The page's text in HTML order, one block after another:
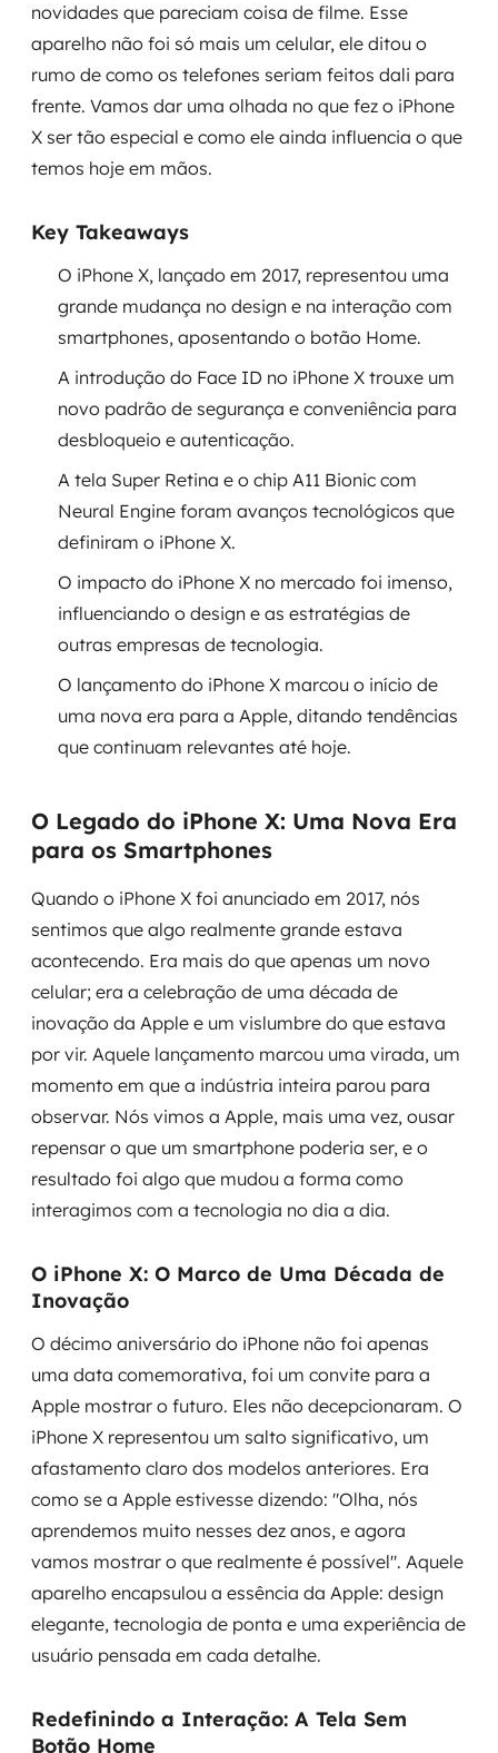
Governança de dados
Modernização de aplicações
Desenvolvimento web e mobile
Modernização tecnológica
Arquitetura de soluções
Migração para Cloud
Transformação digital
UX / UI design
Sustentar operações com eficiência
Sustentação de aplicações
SRE / DevOps
Monitoramento 24x7
Suporte a banco de dados
FinOps
Billing Cloud
Gestão de infraestrutura
Escalar com segurança
Pentest
DevSecOps
MSS
Consultoria de segurança
Simulação de Phishing
Segurança de aplicações e Cloud
novidades que pareciam coisa de filme. Esse
aparelho não foi só mais um celular, ele ditou o
rumo de como os telefones seriam feitos dali para
frente. Vamos dar uma olhada no que fez o iPhone
X ser tão especial e como ele ainda influencia o que
temos hoje em mãos.
Key Takeaways
O iPhone X, lançado em 2017, representou uma
grande mudança no design e na interação com
smartphones, aposentando o botão Home.
A introdução do Face ID no iPhone X trouxe um
novo padrão de segurança e conveniência para
desbloqueio e autenticação.
A tela Super Retina e o chip A11 Bionic com
Neural Engine foram avanços tecnológicos que
definiram o iPhone X.
O impacto do iPhone X no mercado foi imenso,
influenciando o design e as estratégias de
outras empresas de tecnologia.
O lançamento do iPhone X marcou o início de
uma nova era para a Apple, ditando tendências
que continuam relevantes até hoje.
O Legado do iPhone X: Uma Nova Era
para os Smartphones
Quando o iPhone X foi anunciado em 2017, nós
sentimos que algo realmente grande estava
acontecendo. Era mais do que apenas um novo
celular; era a celebração de uma década de
inovação da Apple e um vislumbre do que estava
por vir. Aquele lançamento marcou uma virada, um
momento em que a indústria inteira parou para
observar. Nós vimos a Apple, mais uma vez, ousar
repensar o que um smartphone poderia ser, e o
resultado foi algo que mudou a forma como
interagimos com a tecnologia no dia a dia.
O iPhone X: O Marco de Uma Década de
Inovação
O décimo aniversário do iPhone não foi apenas
uma data comemorativa, foi um convite para a
Apple mostrar o futuro. Eles não decepcionaram. O
iPhone X representou um salto significativo, um
afastamento claro dos modelos anteriores. Era
como se a Apple estivesse dizendo: "Olha, nós
aprendemos muito nesses dez anos, e agora
vamos mostrar o que realmente é possível". Aquele
aparelho encapsulou a essência da Apple: design
elegante, tecnologia de ponta e uma experiência de
usuário pensada em cada detalhe.
Redefinindo a Interação: A Tela Sem
Botão Home